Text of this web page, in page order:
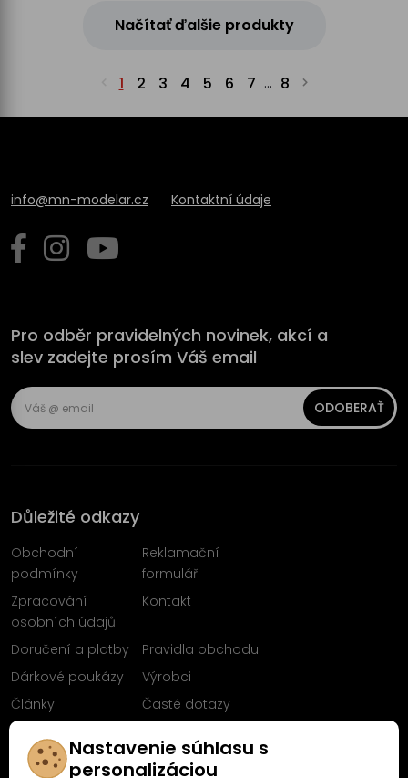
Načítať ďalšie produkty
1 2 3 4 5 6 7 ... 8
info@mn-modelar.cz Kontaktní údaje
Pro odběr pravidelných novinek, akcí a
slev zadejte prosím Váš email
ODOBERAŤ
Důležité odkazy
Obchodní
podmínky
Reklamační
formulář
Zpracování
osobních údajů
Kontakt
Doručení a platby
Pravidla obchodu
Dárkové poukázy
Výrobci
Články
Časté dotazy
FacebookuNastavenie súhlasu s
personalizáciou